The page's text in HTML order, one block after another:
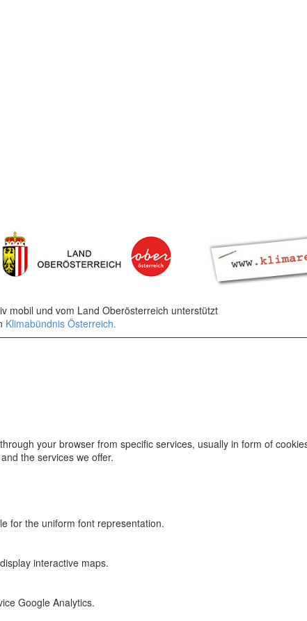
mobil und vom Land Oberösterreich unterstützt
Klimabündnis Österreich.
your browser from specific services, usually in form of
the services we offer.
for the uniform font representation.
interactive maps.
Google Analytics.